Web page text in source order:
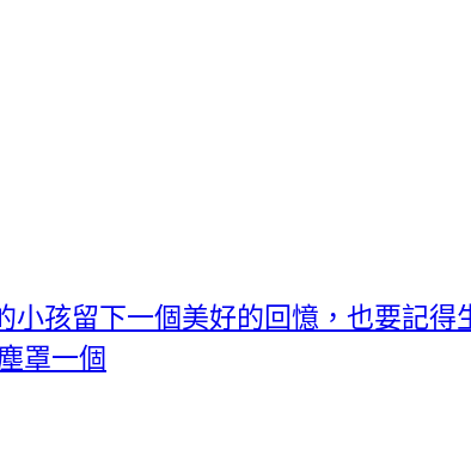
小孩留下一個美好的回憶，也要記
罩一個